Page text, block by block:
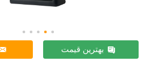
بهترین قیمت